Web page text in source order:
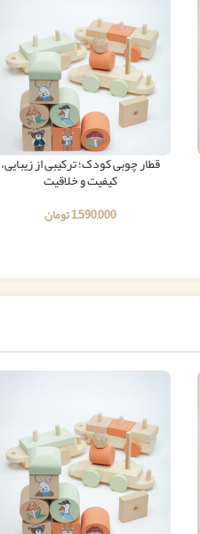
قطار چوبی کودک؛ ترکیبی از زیبایی،
کیفیت و خلاقیت
1,590,000تومان